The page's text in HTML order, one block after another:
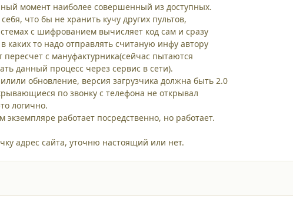
момент наиболее совершенный из доступных.
что бы не хранить кучу других пультов,
с шифрованием вычисляет код сам и сразу
в каких то надо отправлять считаную инфу автору
пересчет с мануфактурника(сейчас пытаются
данный процесс через сервис в сети).
обновление, версия загрузчика должна быть 2.0
по звонку с телефона не открывал
логично.
работает посредственно, но работает.
адрес сайта, уточню настоящий или нет.